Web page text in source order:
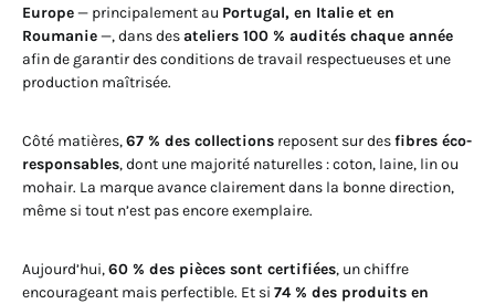
Europe— principalement au Portugal, en Italie et en
Roumanie—, dans desateliers 100 % audités chaque année
afin de garantir des conditions de travail respectueuses et une
production maîtrisée.
Côté matières,67 % des collections reposent sur desfibres éco-
responsables, dont une majorité naturelles : coton, laine, lin ou
mohair. La marque avance clairement dans la bonne direction,
même si tout n’est pas encore exemplaire.
Aujourd’hui,60 % des pièces sont certifiées, un chiffre
encourageant mais perfectible. Et si 74 % des produits en